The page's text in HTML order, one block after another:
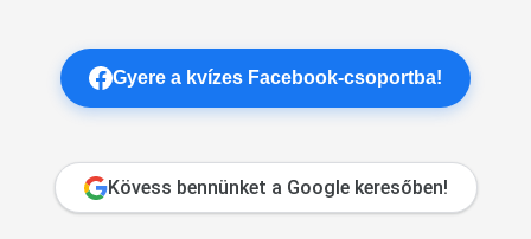
Gyere a kvízes Facebook-csoportba!
Kövess bennünket a Google keresőben!